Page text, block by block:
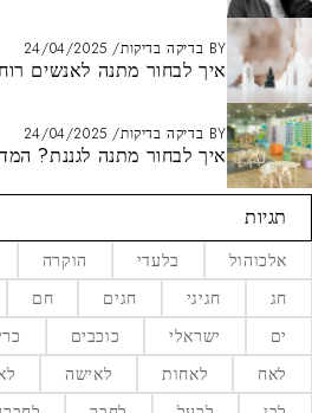
BY בדיקה בדיקות 24/04/2025
איך לבחור מתנה לאנשים
BY בדיקה בדיקות 24/04/2025
איך לבחור מתנה לגננת?
תגיות
אלכוהול בלעדי הוקרה
חג
חגיגי חגים חם
ים
ישראלי כוכבים
לאח
לאחות לאישה